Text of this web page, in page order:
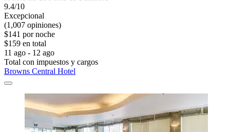
9.4/10
Excepcional
(1,007 opiniones)
$141 por noche
$159 en total
11 ago - 12 ago
Total con impuestos y cargos
Browns Central Hotel